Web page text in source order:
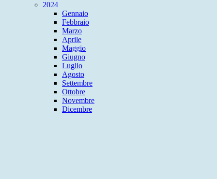
2024
Gennaio
Febbraio
Marzo
Aprile
Maggio
Giugno
Luglio
Agosto
Settembre
Ottobre
Novembre
Dicembre